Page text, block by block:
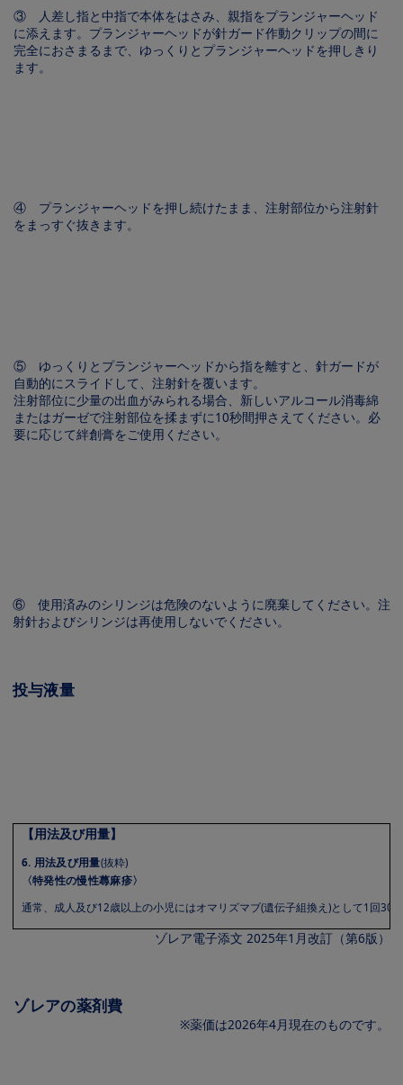
③ 人差し指と中指で本体をはさみ、親指をプランジャーヘッド
に添えます。プランジャーヘッドが針ガード作動クリップの間に
完全におさまるまで、ゆっくりとプランジャーヘッドを押しきり
ます。
④ プランジャーヘッドを押し続けたまま、注射部位から注射針
をまっすぐ抜きます。
⑤ ゆっくりとプランジャーヘッドから指を離すと、針ガードが
自動的にスライドして、注射針を覆います。
注射部位に少量の出血がみられる場合、新しいアルコール消毒綿
またはガーゼで注射部位を揉まずに10秒間押さえてください。必
要に応じて絆創膏をご使用ください。
⑥ 使用済みのシリンジは危険のないように廃棄してください。注
射針およびシリンジは再使用しないでください。
投与液量
【用法及び用量】
6. 用法及び用量(抜粋)
〈特発性の慢性蕁麻疹〉
通常、成人及び12歳以上の小児にはオマリズマブ(遺伝子組換え)として1回
ゾレア電子添文 2025年1月改訂（第6版）
ゾレアの薬剤費
※薬価は2026年4月現在のものです。